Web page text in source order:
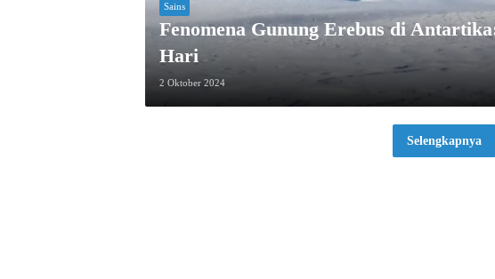
Sains
Fenomena Gunung Erebus di
Hari
2 Oktober 2024
Selengkapnya